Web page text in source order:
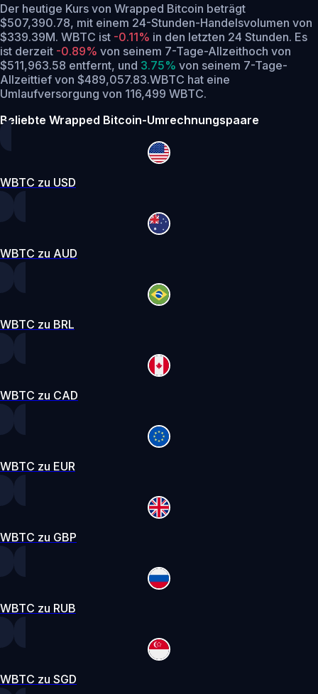
Der heutige Kurs von Wrapped Bitcoin beträgt
$507,390.78, mit einem 24-Stunden-Handelsvolumen von
$339.39M. WBTC ist -0.11% in den letzten 24 Stunden. Es
ist derzeit -0.89% von seinem 7-Tage-Allzeithoch von
$511,963.58 entfernt, und 3.75% von seinem 7-Tage-
Allzeittief von $489,057.83.WBTC hat eine
Umlaufversorgung von 116,499 WBTC.
Beliebte Wrapped Bitcoin-Umrechnungspaare
WBTC zu USD
WBTC zu AUD
WBTC zu BRL
WBTC zu CAD
WBTC zu EUR
WBTC zu GBP
WBTC zu RUB
WBTC zu SGD